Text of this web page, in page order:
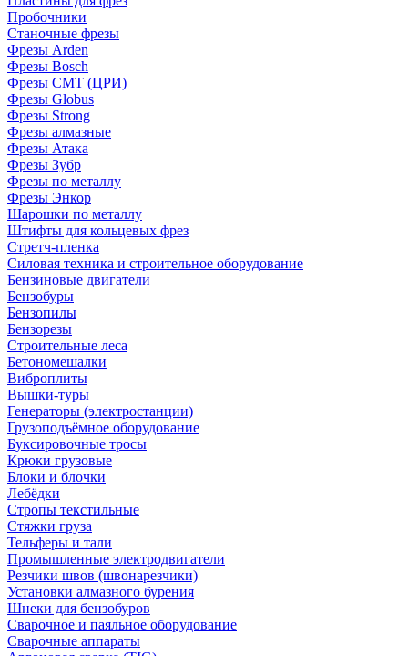
Пробочники
Станочные фрезы
Фрезы Arden
Фрезы Bosch
Фрезы CMT (ЦРИ)
Фрезы Globus
Фрезы Strong
Фрезы алмазные
Фрезы Атака
Фрезы Зубр
Фрезы по металлу
Фрезы Энкор
Шарошки по металлу
Штифты для кольцевых фрез
Стретч-пленка
Силовая техника и строительное оборудование
Бензиновые двигатели
Бензобуры
Бензопилы
Бензорезы
Строительные леса
Бетономешалки
Виброплиты
Вышки-туры
Генераторы (электростанции)
Грузоподъёмное оборудование
Буксировочные тросы
Крюки грузовые
Блоки и блочки
Лебёдки
Стропы текстильные
Стяжки груза
Тельферы и тали
Промышленные электродвигатели
Резчики швов (швонарезчики)
Установки алмазного бурения
Шнеки для бензобуров
Сварочное и паяльное оборудование
Сварочные аппараты